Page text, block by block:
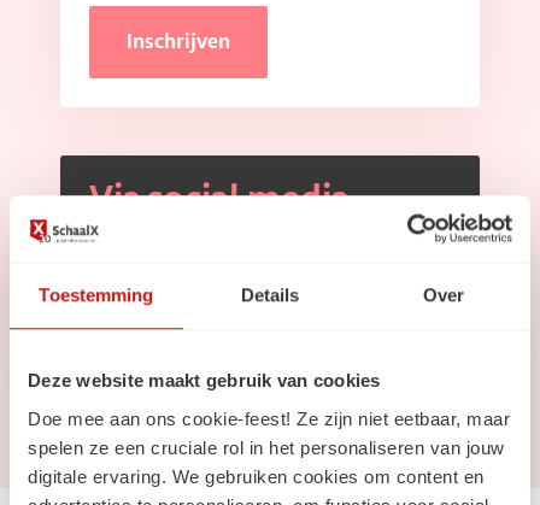
Toestemming Details Over
Deze website maakt gebruik van cookies
Doe mee aan ons cookie-feest! Ze zijn niet eetbaar, maar
spelen ze een cruciale rol in het personaliseren van jouw
digitale ervaring. We gebruiken cookies om content en
Inschrijven
Via social media
Volg ons opInstagram